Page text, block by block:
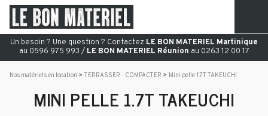
Un besoin ? Une question ? Contactez LE BON MATERIEL Martinique
au 0596 975 993 / LE BON MATERIEL Réunion au 0263 12 00 17
Nos matériels en location TERRASSER - COMPACTER Mini pelle 1.7T TAKEUCHI
MINI PELLE 1.7T TAKEUCHI